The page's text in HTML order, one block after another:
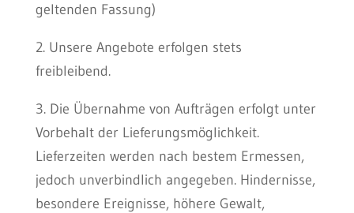
geltenden Fassung)
2. Unsere Angebote erfolgen stets
freibleibend.
3. Die Übernahme von Aufträgen erfolgt unter
Vorbehalt der Lieferungsmöglichkeit.
Lieferzeiten werden nach bestem Ermessen,
jedoch unverbindlich angegeben. Hindernisse,
besondere Ereignisse, höhere Gewalt,